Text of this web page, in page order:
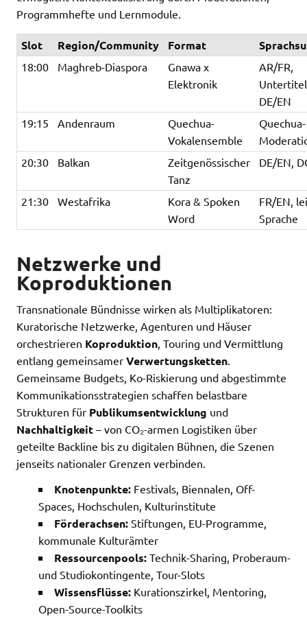
Programmhefte und Lernmodule.
Slot Region/Community Format
18:00 Maghreb-Diaspora
Gnawa x
Elektronik
AR/FR,
Untertitel
DE/EN
19:15
Andenraum
Quechua-
Vokalensemble
Quechua-
20:30
Balkan
Zeitgenössischer
Tanz
DE/EN,
21:30 Westafrika
Kora & Spoken
Word
FR/EN,
Sprache
Netzwerke und
Koproduktionen
Transnationale Bündnisse wirken als Multiplikatoren:
Kuratorische Netzwerke, Agenturen und Häuser
orchestrieren Koproduktion , Touring und Vermittlung
entlang gemeinsamer Verwertungsketten
Gemeinsame Budgets, Ko-Riskierung und abgestimmte
Kommunikationsstrategien schaffen belastbare
Strukturen für Publikumsentwicklung und
Nachhaltigkeit – von CO₂-armen Logistiken über
geteilte Backline bis zu digitalen Bühnen, die Szenen
jenseits nationaler Grenzen verbinden.
Knotenpunkte: Festivals, Biennalen, Off-
Spaces, Hochschulen, Kulturinstitute
Förderachsen: Stiftungen, EU-Programme,
kommunale Kulturämter
Ressourcenpools: Technik-Sharing, Proberaum-
und Studiokontingente, Tour-Slots
Wissensflüsse: Kurationszirkel, Mentoring,
Open-Source-Toolkits